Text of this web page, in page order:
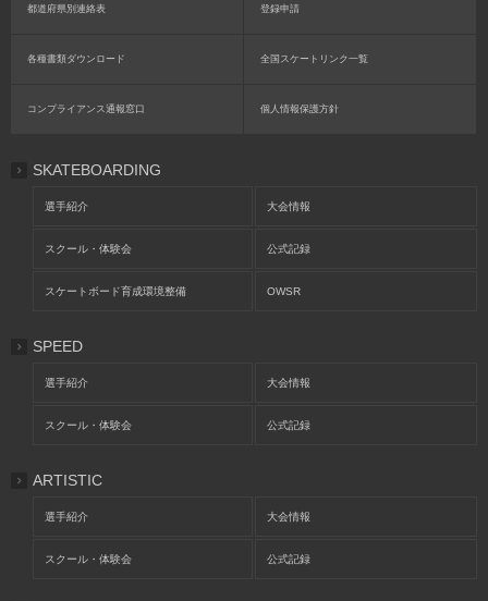
都道府県別連絡表 登録申請
各種書類ダウンロード 全国スケートリンク一覧
コンプライアンス通報窓口 個人情報保護方針
SKATEBOARDING
選手紹介 大会情報
スクール・体験会 公式記録
スケートボード育成環境整備 OWSR
SPEED
選手紹介 大会情報
スクール・体験会 公式記録
ARTISTIC
選手紹介 大会情報
スクール・体験会 公式記録